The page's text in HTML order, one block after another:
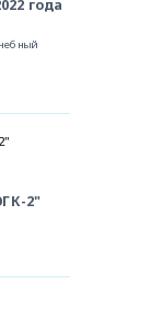
года
2"